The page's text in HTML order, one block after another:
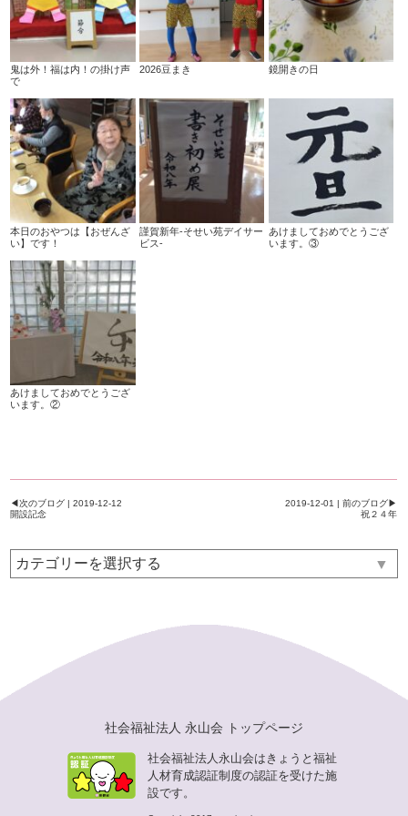
鬼は外！福は内！の掛け声
で
2026豆まき 鏡開きの日
本日のおやつは【おぜんざ
い】です！
謹賀新年-そせい苑デイサー
ビス-
あけましておめでとうござ
います。③
あけましておめでとうござ
います。②
◀次のブログ | 2019-12-12
開設記念
2019-12-01 | 前のブログ▶
祝２４年
▼
社会福祉法人 永山会 トップページ
社会福祉法人永山会はきょうと福祉
人材育成認証制度の認証を受けた施
設です。